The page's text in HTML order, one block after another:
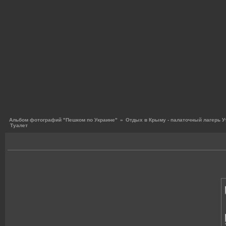
Альбом фотографий "Пешком по Украине" » Отдых в Крыму - палаточный лагерь
Туалет